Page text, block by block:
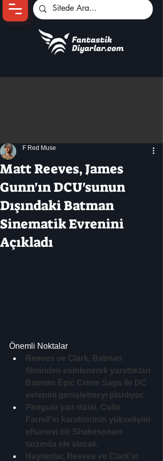
Black Desert
Matt Reeves, James
Gunn'ın DCU'sunun
Dışındaki Batman
Sinematik Evrenini
Açıkladı
F Red Muse
Önemli Noktalar
Reeves ve Clark, Batman
filminden esinlenerek yarattıkları
Batman Epic Crime Saga ile DC
evrenini genişletmeyi planlıyor.
Penguin yan dizisi, Colin
Farrell'ın karakterinin yükselişini
efsanevi bir Shakespeare
tarzında ele alacak.
Hayranlar, Reeves ve Clark'ın